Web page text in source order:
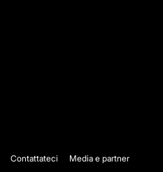
Contattateci Media e partner